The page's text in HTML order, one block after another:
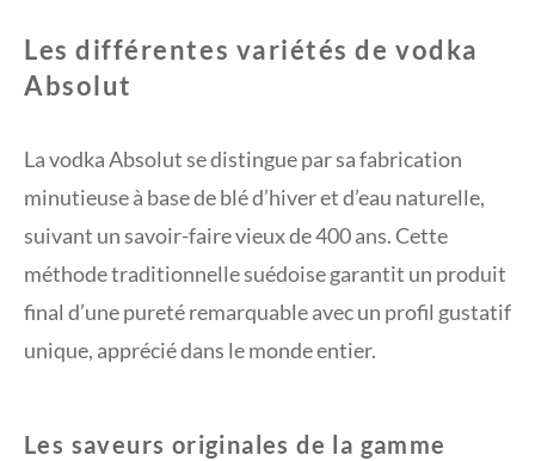
Les différentes variétés de vodka
Absolut
La vodka Absolut se distingue par sa fabrication
minutieuse à base de blé d’hiver et d’eau naturelle,
suivant un savoir-faire vieux de 400 ans. Cette
méthode traditionnelle suédoise garantit un produit
final d’une pureté remarquable avec un profil gustatif
unique, apprécié dans le monde entier.
Les saveurs originales de la gamme